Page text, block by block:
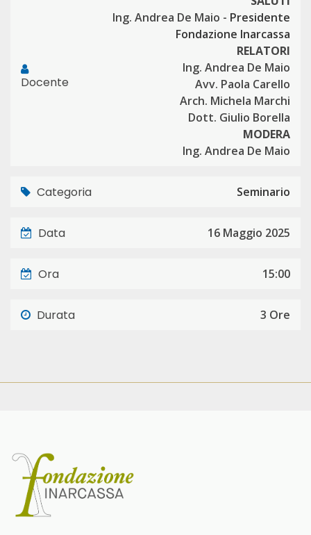
Docente
Ing. Andrea De Maio - Presidente
Fondazione Inarcassa
RELATORI
Ing. Andrea De Maio
Avv. Paola Carello
Arch. Michela Marchi
Dott. Giulio Borella
MODERA
Ing. Andrea De Maio
Categoria Seminario
Data 16 Maggio 2025
Ora 15:00
Durata 3 Ore